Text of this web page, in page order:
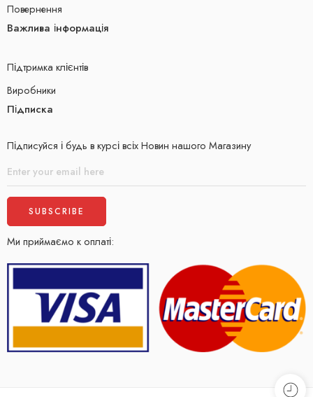
Повернення
Важлива інформація
Підтримка клієнтів
Виробники
Підписка
Підписуйся і будь в курсі всіх Новин нашого Магазину
Ми приймаємо к оплаті: